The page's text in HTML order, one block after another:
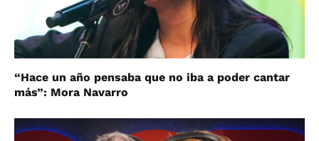
“Hace un año pensaba que no iba a poder cantar
más”: Mora Navarro